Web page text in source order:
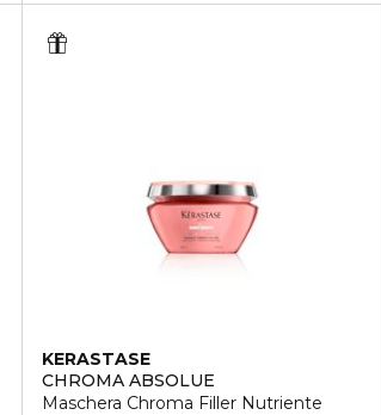
KERASTASE
CHROMA ABSOLUE
Maschera Chroma Filler Nutriente